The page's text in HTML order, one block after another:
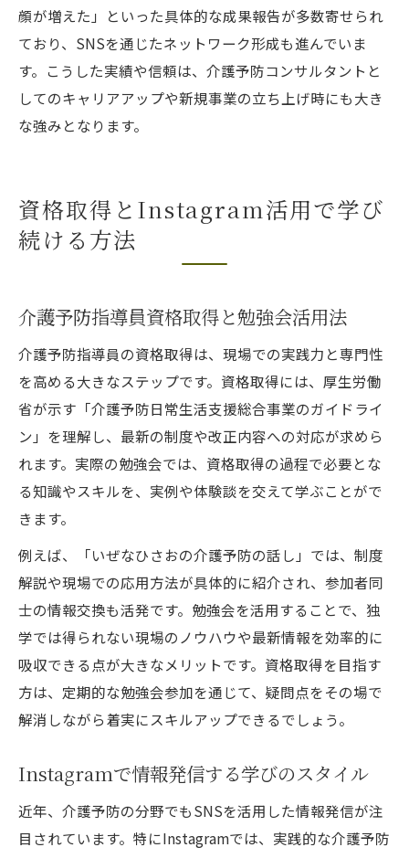
顔が増えた」といった具体的な成果報告が多数寄せられ
ており、SNSを通じたネットワーク形成も進んでいま
す。こうした実績や信頼は、介護予防コンサルタントと
してのキャリアアップや新規事業の立ち上げ時にも大き
な強みとなります。
資格取得とInstagram活用で学び
続ける方法
介護予防指導員資格取得と勉強会活用法
介護予防指導員の資格取得は、現場での実践力と専門性
を高める大きなステップです。資格取得には、厚生労働
省が示す「介護予防日常生活支援総合事業のガイドライ
ン」を理解し、最新の制度や改正内容への対応が求めら
れます。実際の勉強会では、資格取得の過程で必要とな
る知識やスキルを、実例や体験談を交えて学ぶことがで
きます。
例えば、「いぜなひさおの介護予防の話し」では、制度
解説や現場での応用方法が具体的に紹介され、参加者同
士の情報交換も活発です。勉強会を活用することで、独
学では得られない現場のノウハウや最新情報を効率的に
吸収できる点が大きなメリットです。資格取得を目指す
方は、定期的な勉強会参加を通じて、疑問点をその場で
解消しながら着実にスキルアップできるでしょう。
Instagramで情報発信する学びのスタイル
近年、介護予防の分野でもSNSを活用した情報発信が注
目されています。特にInstagramでは、実践的な介護予防